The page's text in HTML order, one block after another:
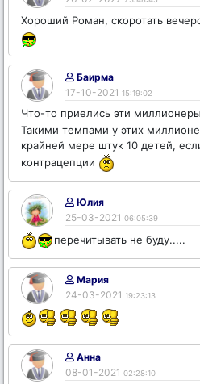
Хороший Роман, скоротать
Баирма
17-10-2021 15:19:02
Что-то приелись эти
Такими темпами у этих
крайней мере штук 10 детей,
контрацепции
Юлия
25-03-2021 06:05:39
перечитывать не буду.....
Мария
24-03-2021 19:23:13
Анна
08-01-2021 02:28:10